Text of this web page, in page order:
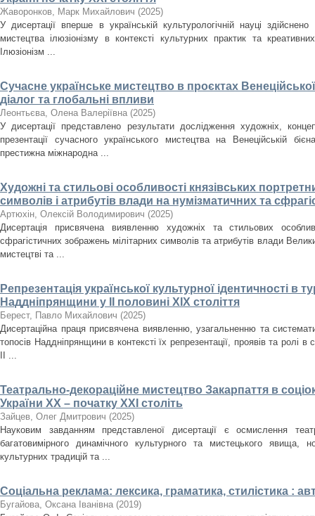
Жаворонков, Марк Михайлович (2025)
У дисертації вперше в українській культурологічній науці
мистецтва ілюзіонізму в контексті культурних практик та
Ілюзіонізм ...
Сучасне українське мистецтво в проєктах
діалог та глобальні впливи
Леонтьєва, Олена Валеріївна (2025)
У дисертації представлено результати дослідження художніх,
презентації сучасного українського мистецтва на Венеційській
престижна міжнародна ...
Художні та стильові особливості князівських
символів і атрибутів влади на нумізматичних та
Артюхін, Олексій Володимирович (2025)
Дисертація присвячена виявленню художніх та стильових
сфрагістичних зображень мілітарних символів та атрибутів влади
мистецтві та ...
Репрезентація української культурної ідентичності в
Наддніпрянщини у ІІ половині XIX століття
Берест, Павло Михайлович (2025)
Дисертаційна праця присвячена виявленню, узагальненню та
топосів Наддніпрянщини в контексті їх репрезентації, проявів та ролі в
ІІ ...
Театрально-декораційне мистецтво Закарпаття в
України ХХ – початку ХХІ століть
Зайцев, Олег Дмитрович (2025)
Науковим завданням представленої дисертації є осмислення
багатовимірного динамічного культурного та мистецького явища,
культурних традицій та ...
Соціальна реклама: лексика, граматика, стилістика :
Бугайова, Оксана Іванівна (2019)